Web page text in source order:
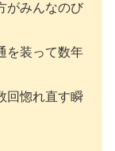
がみんなのび
を装って数年
回惚れ直す瞬